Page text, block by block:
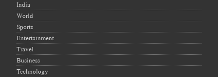
India
World
Sports
Entertainment
Travel
Business
Technology